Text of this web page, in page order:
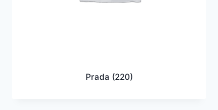
Prada (220)